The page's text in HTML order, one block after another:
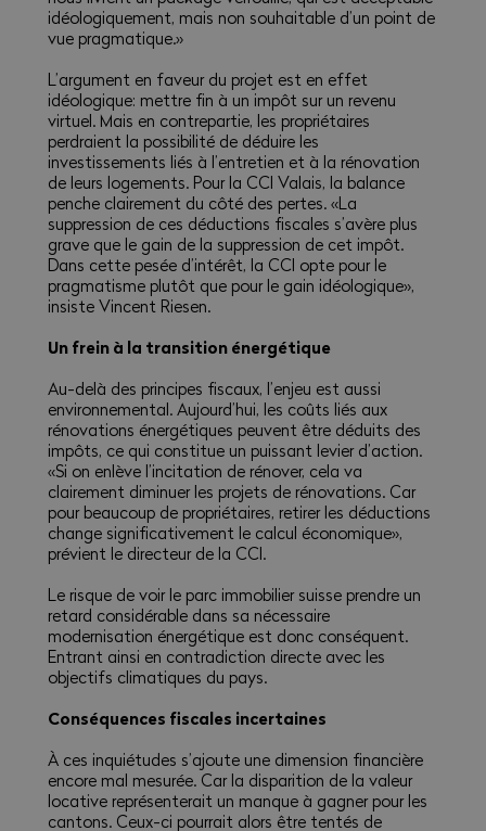
idéologiquement, mais non souhaitable d’un point de
vue pragmatique.»
L’argument en faveur du projet est en effet
idéologique: mettre fin à un impôt sur un revenu
virtuel. Mais en contrepartie, les propriétaires
perdraient la possibilité de déduire les
investissements liés à l’entretien et à la rénovation
de leurs logements. Pour la CCI Valais, la balance
penche clairement du côté des pertes. «La
suppression de ces déductions fiscales s’avère plus
grave que le gain de la suppression de cet impôt.
Dans cette pesée d’intérêt, la CCI opte pour le
pragmatisme plutôt que pour le gain idéologique»,
insiste Vincent Riesen.
Un frein à la transition énergétique
Au-delà des principes fiscaux, l’enjeu est aussi
environnemental. Aujourd’hui, les coûts liés aux
rénovations énergétiques peuvent être déduits des
impôts, ce qui constitue un puissant levier d’action.
«Si on enlève l’incitation de rénover, cela va
clairement diminuer les projets de rénovations. Car
pour beaucoup de propriétaires, retirer les déductions
change significativement le calcul économique»,
prévient le directeur de la CCI.
Le risque de voir le parc immobilier suisse prendre un
retard considérable dans sa nécessaire
modernisation énergétique est donc conséquent.
Entrant ainsi en contradiction directe avec les
objectifs climatiques du pays.
Conséquences fiscales incertaines
À ces inquiétudes s’ajoute une dimension financière
encore mal mesurée. Car la disparition de la valeur
locative représenterait un manque à gagner pour les
cantons. Ceux-ci pourrait alors être tentés de